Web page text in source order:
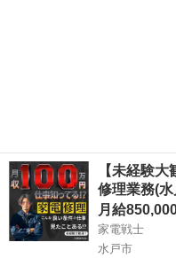
【未経験
修理業務(水
月給
家電戦士
水戸市